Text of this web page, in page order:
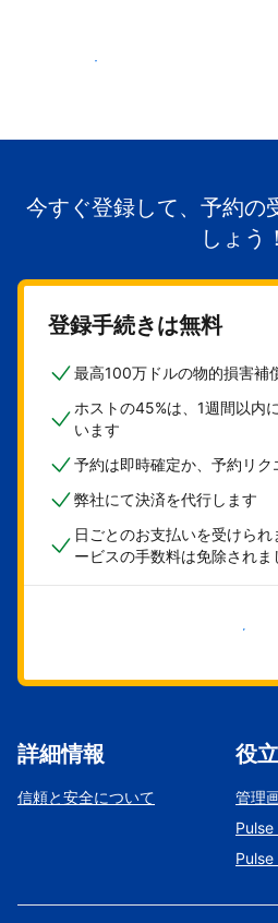
掲載を開始する
今すぐ登録して、予約の
しょう！
登録手続きは無料
最高100万ドルの物的損害補
ホストの45%は、1週間以内
います
予約は即時確定か、予約リ
弊社にて決済を代行します
日ごとのお支払いを受けら
ービスの手数料は免除されま
今すぐ始める
詳細情報
信頼と安全について
役
管理
Pulse
Pulse